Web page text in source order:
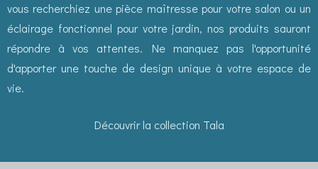
vous recherchiez une pièce maîtresse pour votre salon ou un
éclairage fonctionnel pour votre jardin, nos produits sauront
répondre à vos attentes. Ne manquez pas l'opportunité
d'apporter une touche de design unique à votre espace de
vie.
Découvrir la collection Tala